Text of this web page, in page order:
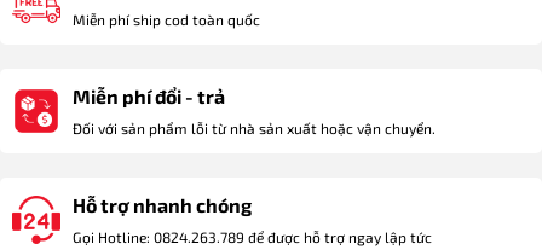
Miễn phí ship cod toàn quốc
Miễn phí đổi - trả
Đối với sản phẩm lỗi từ nhà sản xuất hoặc vận chuyển.
Hỗ trợ nhanh chóng
Gọi Hotline: 0824.263.789 để được hỗ trợ ngay lập tức